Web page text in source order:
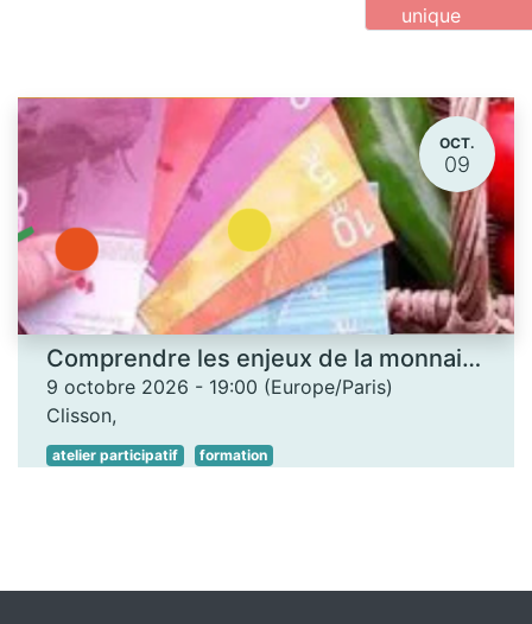
unique
OCT.
09
Comprendre les enjeux de la monnaie locale - Les Ateliers des savoirs
9 octobre 2026 - 19:00 (Europe/Paris)
Clisson,
atelier participatif formation